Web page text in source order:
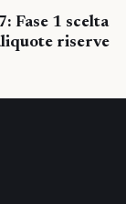
Fase 1 scelta
riserve